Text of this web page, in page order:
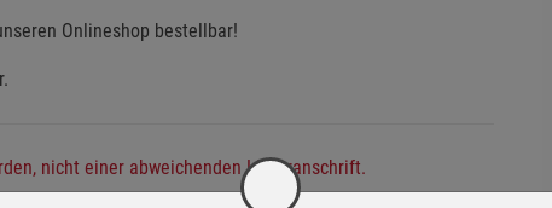
Onlineshop bestellbar!
nicht einer abweichenden Lieferanschrift.